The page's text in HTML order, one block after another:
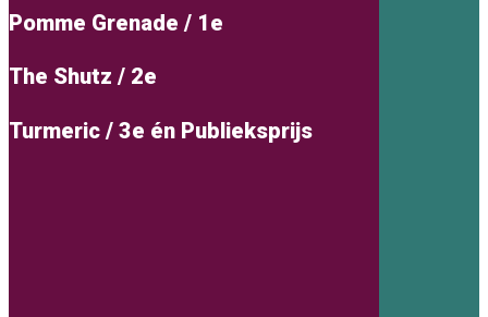
Pomme Grenade / 1e
The Shutz / 2e
Turmeric / 3e én Publieksprijs